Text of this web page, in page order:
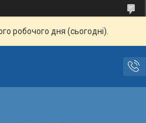
робочого дня (сьогодні).